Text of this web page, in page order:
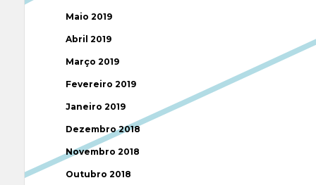
Maio 2019
Abril 2019
Março 2019
Fevereiro 2019
Janeiro 2019
Dezembro 2018
Novembro 2018
Outubro 2018